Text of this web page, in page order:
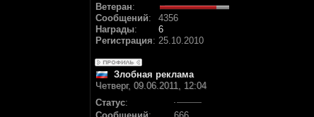
Ветеран:
Сообщений:
4356
Награды:
6
Регистрация: 25.10.2010
Злобная реклама
Четверг, 09.06.2011, 12:04
Статус: